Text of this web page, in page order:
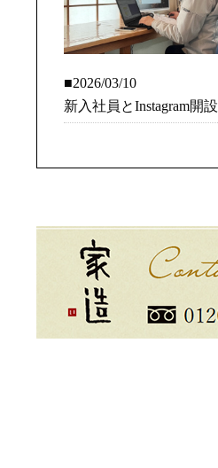
■2026/03/10
新入社員とInstagram開設